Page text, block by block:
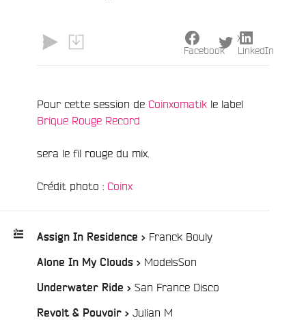
Pour cette session de Coinxomatik le label
Brique Rouge Record
sera le fil rouge du mix.
Crédit photo : Coinx
Playlist
:
Assign In Residence > Franck Bouly/
Alone In My Clouds > ModelsSon
Underwater Ride > San France Disco
Revolt & Pouvoir > Julian M
Facebook
X
LinkedIn